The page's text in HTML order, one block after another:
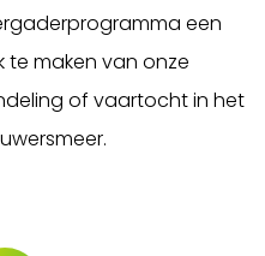
een
te maken van onze
of vaartocht in het